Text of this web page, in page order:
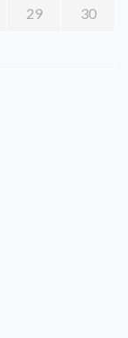
29 30